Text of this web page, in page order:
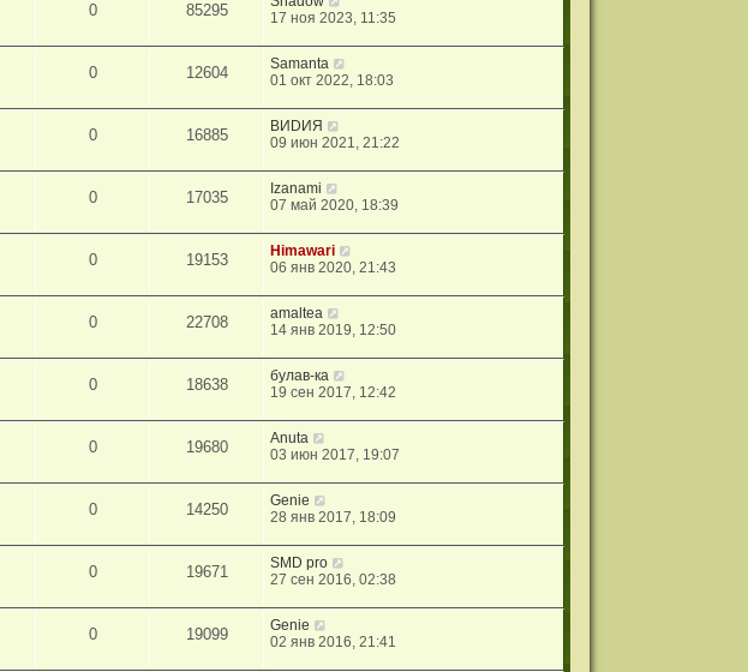
0 85295
17 ноя 2023, 11:35
0 12604
Samanta
01 окт 2022, 18:03
0 16885
ВИDИЯ
09 июн 2021, 21:22
0 17035
Izanami
07 май 2020, 18:39
0 19153
Himawari
06 янв 2020, 21:43
0 22708
amaltea
14 янв 2019, 12:50
0 18638
булав-ка
19 сен 2017, 12:42
0 19680
Anuta
03 июн 2017, 19:07
0 14250
Genie
28 янв 2017, 18:09
0 19671
SMD pro
27 сен 2016, 02:38
0 19099
Genie
02 янв 2016, 21:41